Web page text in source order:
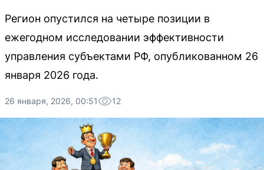
Регион опустился на четыре позиции в
ежегодном исследовании эффективности
управления субъектами РФ, опубликованном 26
января 2026 года.
26 января, 2026, 00:51 12